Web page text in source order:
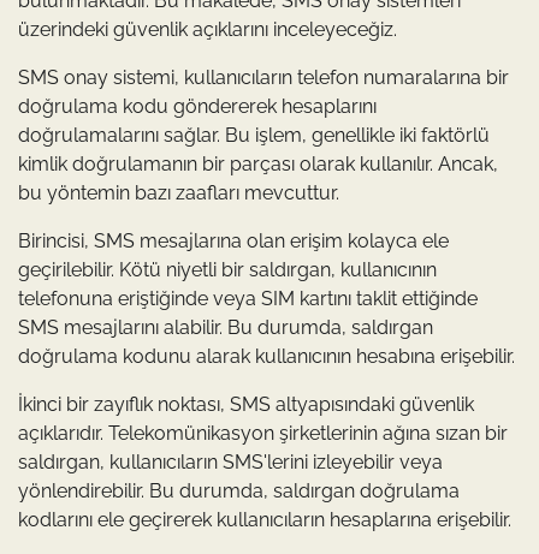
üzerindeki güvenlik açıklarını inceleyeceğiz.
SMS onay sistemi, kullanıcıların telefon numaralarına bir
doğrulama kodu göndererek hesaplarını
doğrulamalarını sağlar. Bu işlem, genellikle iki faktörlü
kimlik doğrulamanın bir parçası olarak kullanılır. Ancak,
bu yöntemin bazı zaafları mevcuttur.
Birincisi, SMS mesajlarına olan erişim kolayca ele
geçirilebilir. Kötü niyetli bir saldırgan, kullanıcının
telefonuna eriştiğinde veya SIM kartını taklit ettiğinde
SMS mesajlarını alabilir. Bu durumda, saldırgan
doğrulama kodunu alarak kullanıcının hesabına erişebilir.
İkinci bir zayıflık noktası, SMS altyapısındaki güvenlik
açıklarıdır. Telekomünikasyon şirketlerinin ağına sızan bir
saldırgan, kullanıcıların SMS'lerini izleyebilir veya
yönlendirebilir. Bu durumda, saldırgan doğrulama
kodlarını ele geçirerek kullanıcıların hesaplarına erişebilir.